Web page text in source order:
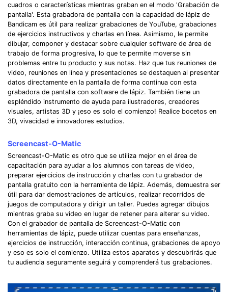
cuadros o características mientras graban en el modo 'Grabación de
pantalla'. Esta grabadora de pantalla con la capacidad de lápiz de
Bandicam es útil para realizar grabaciones de YouTube, grabaciones
de ejercicios instructivos y charlas en línea. Asimismo, le permite
dibujar, componer y destacar sobre cualquier software de área de
trabajo de forma progresiva, lo que te permite moverse sin
problemas entre tu producto y sus notas. Haz que tus reuniones de
video, reuniones en línea y presentaciones se destaquen al presentar
datos directamente en la pantalla de forma continua con esta
grabadora de pantalla con software de lápiz. También tiene un
espléndido instrumento de ayuda para ilustradores, creadores
visuales, artistas 3D y ¡eso es solo el comienzo! Realice bocetos en
3D, vivacidad e innovadores estudios.
Screencast-O-Matic
Screencast-O-Matic es otro que se utiliza mejor en el área de
capacitación para ayudar a los alumnos con tareas de video,
preparar ejercicios de instrucción y charlas con tu grabador de
pantalla gratuito con la herramienta de lápiz. Además, demuestra ser
útil para dar demostraciones de artículos, realizar recorridos de
juegos de computadora y dirigir un taller. Puedes agregar dibujos
mientras graba su video en lugar de retener para alterar su video.
Con el grabador de pantalla de Screencast-O-Matic con
herramientas de lápiz, puede utilizar cuentas para enseñanzas,
ejercicios de instrucción, interacción continua, grabaciones de apoyo
y eso es solo el comienzo. Utiliza estos aparatos y descubrirás que
tu audiencia seguramente seguirá y comprenderá tus grabaciones.